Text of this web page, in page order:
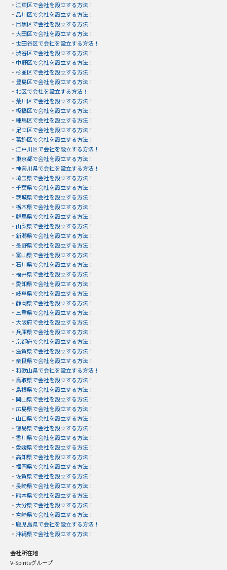
・ 江東区で会社を設立する方法！
・ 品川区で会社を設立する方法！
・ 目黒区で会社を設立する方法！
・ 大田区で会社を設立する方法！
・ 世田谷区で会社を設立する方法！
・ 渋谷区で会社を設立する方法！
・ 中野区で会社を設立する方法！
・ 杉並区で会社を設立する方法！
・ 豊島区で会社を設立する方法！
・ 北区で会社を設立する方法！
・ 荒川区で会社を設立する方法！
・ 板橋区で会社を設立する方法！
・ 練馬区で会社を設立する方法！
・ 足立区で会社を設立する方法！
・ 葛飾区で会社を設立する方法！
・ 江戸川区で会社を設立する方法！
・ 東京都で会社を設立する方法！
・ 神奈川県で会社を設立する方法！
・ 埼玉県で会社を設立する方法！
・ 千葉県で会社を設立する方法！
・ 茨城県で会社を設立する方法！
・ 栃木県で会社を設立する方法！
・ 群馬県で会社を設立する方法！
・ 山梨県で会社を設立する方法！
・ 新潟県で会社を設立する方法！
・ 長野県で会社を設立する方法！
・ 富山県で会社を設立する方法！
・ 石川県で会社を設立する方法！
・ 福井県で会社を設立する方法！
・ 愛知県で会社を設立する方法！
・ 岐阜県で会社を設立する方法！
・ 静岡県で会社を設立する方法！
・ 三重県で会社を設立する方法！
・ 大阪府で会社を設立する方法！
・ 兵庫県で会社を設立する方法！
・ 京都府で会社を設立する方法！
・ 滋賀県で会社を設立する方法！
・ 奈良県で会社を設立する方法！
・ 和歌山県で会社を設立する方法！
・ 鳥取県で会社を設立する方法！
・ 島根県で会社を設立する方法！
・ 岡山県で会社を設立する方法！
・ 広島県で会社を設立する方法！
・ 山口県で会社を設立する方法！
・ 徳島県で会社を設立する方法！
・ 香川県で会社を設立する方法！
・ 愛媛県で会社を設立する方法！
・ 高知県で会社を設立する方法！
・ 福岡県で会社を設立する方法！
・ 佐賀県で会社を設立する方法！
・ 長崎県で会社を設立する方法！
・ 熊本県で会社を設立する方法！
・ 大分県で会社を設立する方法！
・ 宮崎県で会社を設立する方法！
・ 鹿児島県で会社を設立する方法！
・ 沖縄県で会社を設立する方法！
会社所在地
V-Spiritsグループ